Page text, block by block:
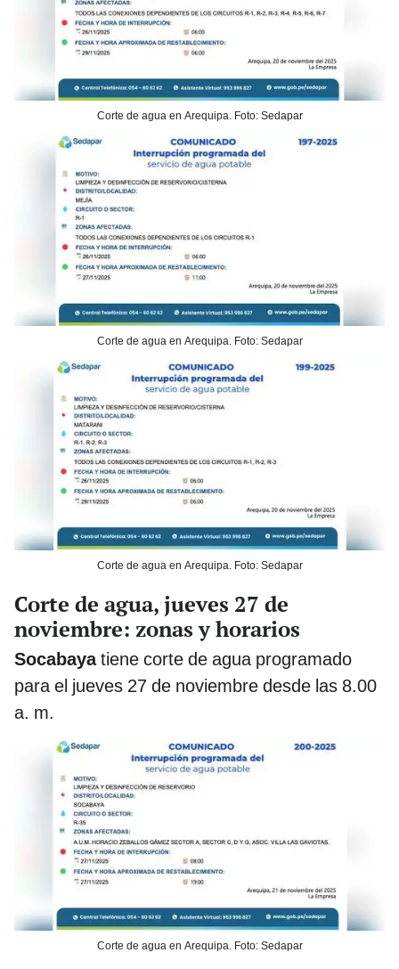
Corte de agua en Arequipa. Foto: Sedapar
Corte de agua en Arequipa. Foto: Sedapar
Corte de agua en Arequipa. Foto: Sedapar
Corte de agua, jueves 27 de
noviembre: zonas y horarios
Socabayatiene corte de agua programado
para el jueves 27 de noviembre desde las 8.00
a. m.
Corte de agua en Arequipa. Foto: Sedapar